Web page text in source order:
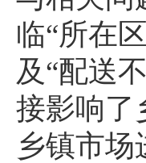
临“所在
及“配送
接影响了
乡镇市